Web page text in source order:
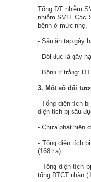
Tổng DT nhiễm
nhiễm SVH. Các
bệnh ở mức nhẹ.
- Sâu ăn tạp gây
- Dòi đục lá gây
- Bệnh rỉ trắng:
3. Một số đối
- Tổng diện tích
diện tích bị sâu
- Chưa phát hiện
- Tổng diện tích
(168 ha).
- Tổng diện tích
tổng DTCT nhãn